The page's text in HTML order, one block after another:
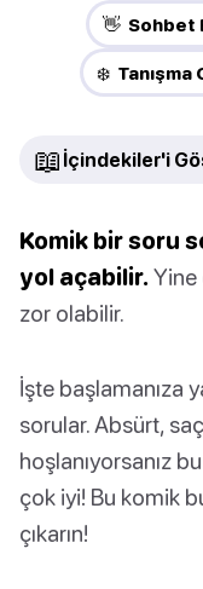
👋 Sohbet
❄️ Tanışma
📖 İçindekiler'i
Komik bir soru
yol açabilir. Yine
zor olabilir.
İşte başlamanıza
sorular. Absürt,
hoşlanıyorsanız
çok iyi! Bu komik
çıkarın!